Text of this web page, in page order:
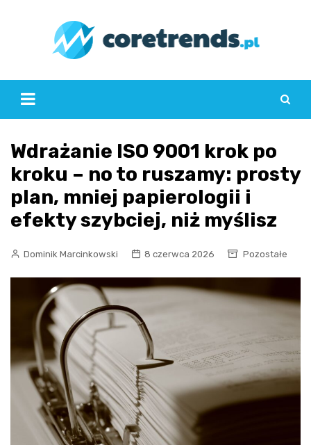
Wdrażanie ISO 9001 krok po
kroku – no to ruszamy: prosty
plan, mniej papierologii i
efekty szybciej, niż myślisz
Dominik Marcinkowski 8 czerwca 2026 Pozostałe